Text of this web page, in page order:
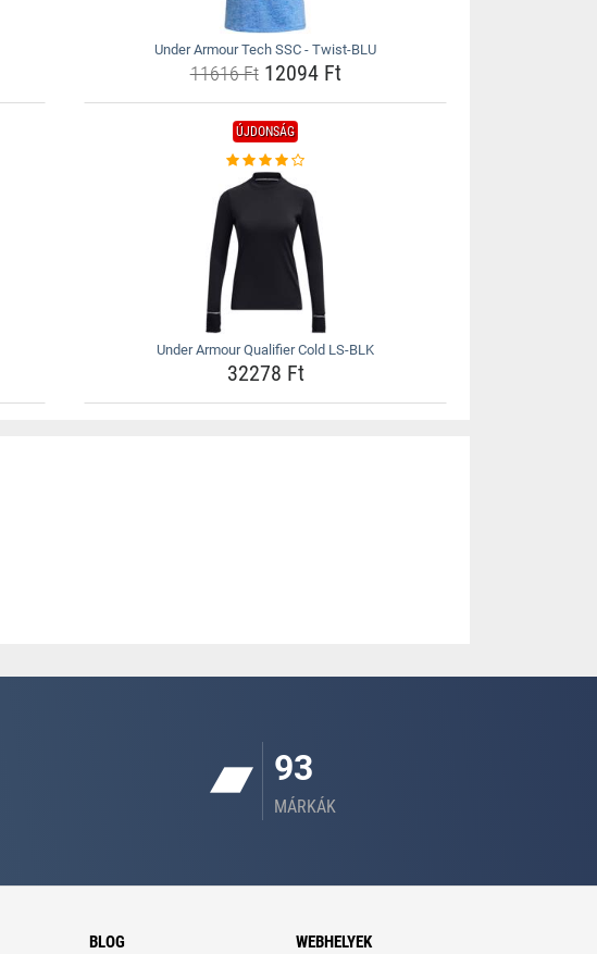
Under Armour Tech SSC - Twist-BLU
11616 Ft12094 Ft
ÚJDONSÁG
Under Armour Qualifier Cold LS-BLK
32278 Ft
93
MÁRKÁK
BLOG WEBHELYEK